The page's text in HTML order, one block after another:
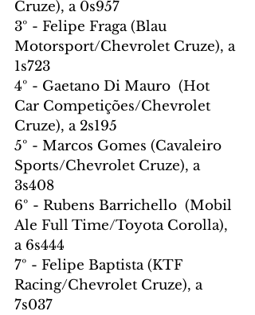
Cruze), a 0s957
3º - Felipe Fraga (Blau
Motorsport/Chevrolet Cruze), a
1s723
4º - Gaetano Di Mauro  (Hot
Car Competições/Chevrolet
Cruze), a 2s195
5º - Marcos Gomes (Cavaleiro
Sports/Chevrolet Cruze), a
3s408
6º - Rubens Barrichello  (Mobil
Ale Full Time/Toyota Corolla),
a 6s444
7º - Felipe Baptista (KTF
Racing/Chevrolet Cruze), a
7s037